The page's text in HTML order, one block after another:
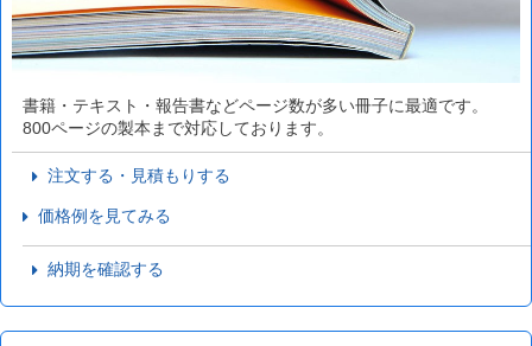
書籍・テキスト・報告書などページ数が多い冊子に最適です。
800ページの製本まで対応しております。
注文する・見積もりする
価格例を見てみる
納期を確認する